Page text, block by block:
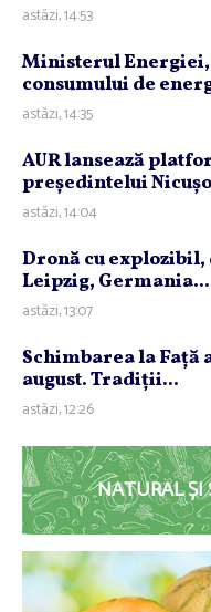
astăzi, 14:53
Ministerul
consumului de
astăzi, 14:35
AUR lansează
preşedintelui
astăzi, 14:04
Dronă cu
Leipzig,
astăzi, 13:07
Schimbarea la Faţă
august. Tradiţii...
astăzi, 12:26
NATURAL ȘI